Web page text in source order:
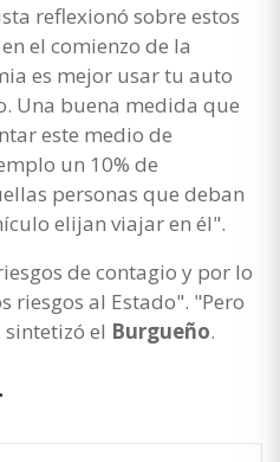
reflexionó sobre estos
en el comienzo de la
es mejor usar tu auto
Una buena medida que
este medio de
un 10% de
personas que deban
elijan viajar en él".
de contagio y por lo
riesgos al Estado". "Pero
el Burgueño.